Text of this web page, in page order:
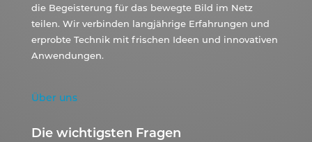
die Begeisterung für das bewegte Bild im Netz
teilen. Wir verbinden langjährige Erfahrungen und
erprobte Technik mit frischen Ideen und innovativen
Anwendungen.
Über uns
Die wichtigsten Fragen